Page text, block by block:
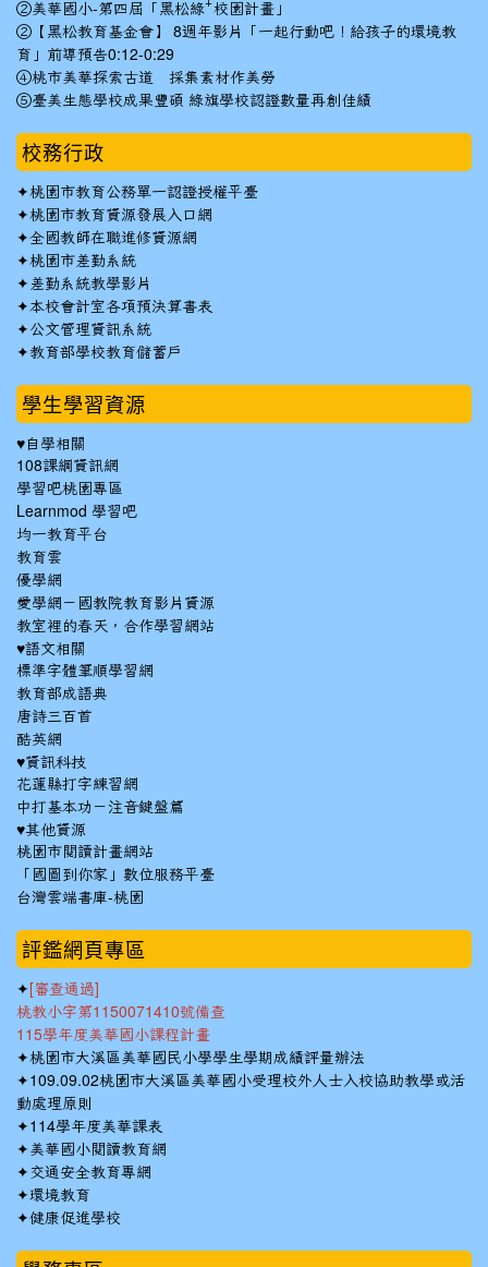
②美華國小-第四屆「黑松綠⁺校園計畫」
②【黑松教育基金會】 8週年影片「一起行動吧！給孩子的環境教
育」前導預告0:12-0:29
④桃市美華探索古道 採集素材作美勞
⑤臺美生態學校成果豐碩 綠旗學校認證數量再創佳績
校務行政
✦桃園市教育公務單一認證授權平臺
✦桃園市教育資源發展入口網
✦全國教師在職進修資源網
✦桃園市差勤系統
✦ 差勤系統教學影片
✦本校會計室各項預決算書表
✦公文管理資訊系統
✦教育部學校教育儲蓄戶
學生學習資源
♥自學相關
108課綱資訊網
學習吧桃園專區
Learnmod 學習吧
均一教育平台
教育雲
優學網
愛學網－國教院教育影片資源
教室裡的春天，合作學習網站
♥語文相關
標準字體筆順學習網
教育部成語典
唐詩三百首
酷英網
♥資訊科技
花蓮縣打字練習網
中打基本功－注音鍵盤篇
♥其他資源
桃園市閱讀計畫網站
「國圖到你家」數位服務平臺
台灣雲端書庫-桃園
::: 評鑑網頁專區
✦ [審查通過]
桃教小字第1150071410號備查
115學年度美華國小課程計畫
✦桃園市大溪區美華國民小學學生學期成績評量辦法
✦109.09.02桃園市大溪區美華國小受理校外人士入校協助教學或活
動處理原則
✦114學年度美華課表
✦美華國小閱讀教育網
✦ 交通安全教育專網
✦環境教育
✦健康促進學校